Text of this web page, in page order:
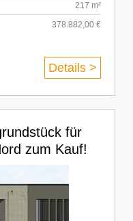
217 m²
378.882,00 €
Details >
für
zum Kauf!